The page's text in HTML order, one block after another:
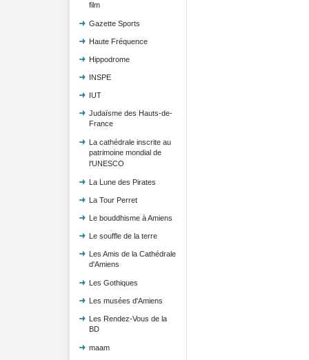
film
Gazette Sports
Haute Fréquence
Hippodrome
INSPE
IUT
Judaïsme des Hauts-de-
France
La cathédrale inscrite au
patrimoine mondial de
l'UNESCO
La Lune des Pirates
La Tour Perret
Le bouddhisme à Amiens
Le souffle de la terre
Les Amis de la Cathédrale
d'Amiens
Les Gothiques
Les musées d'Amiens
Les Rendez-Vous de la
BD
maam